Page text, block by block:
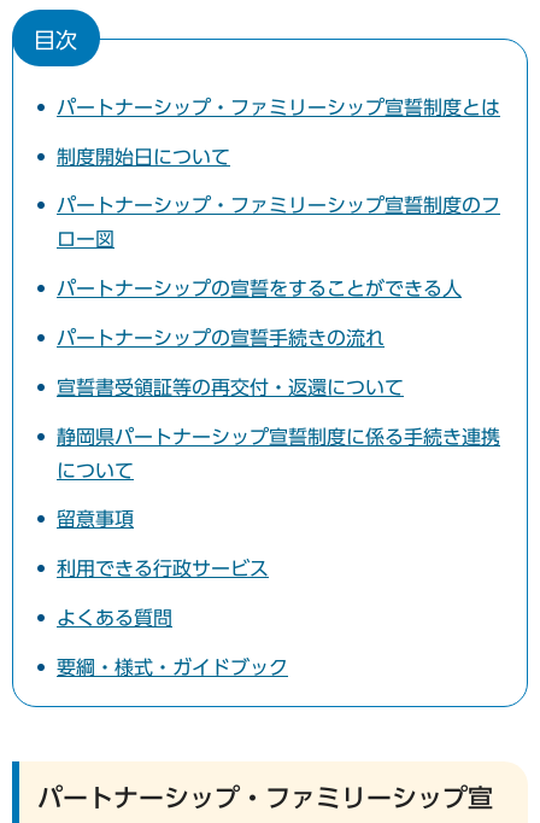
目次
パートナーシップ・ファミリーシップ宣誓制度とは
制度開始日について
パートナーシップ・ファミリーシップ宣誓制度のフ
ロー図
パートナーシップの宣誓をすることができる人
パートナーシップの宣誓手続きの流れ
宣誓書受領証等の再交付・返還について
静岡県パートナーシップ宣誓制度に係る手続き連携
について
留意事項
利用できる行政サービス
よくある質問
要綱・様式・ガイドブック
パートナーシップ・ファミリーシップ宣